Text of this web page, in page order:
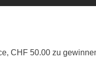
CHF 50.00 zu